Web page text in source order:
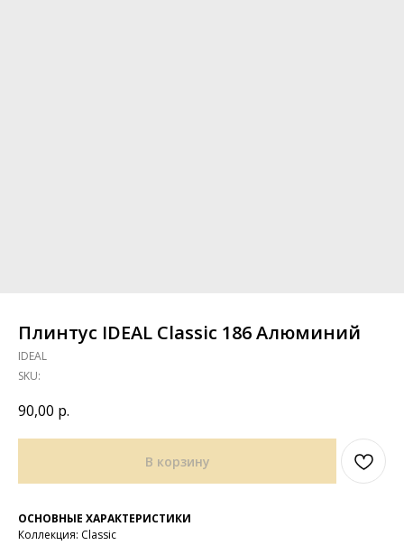
Плинтус IDEAL Classic 186 Алюминий
IDEAL
SKU:
90,00 р.
В корзину
ОСНОВНЫЕ ХАРАКТЕРИСТИКИ
Коллекция: Classic